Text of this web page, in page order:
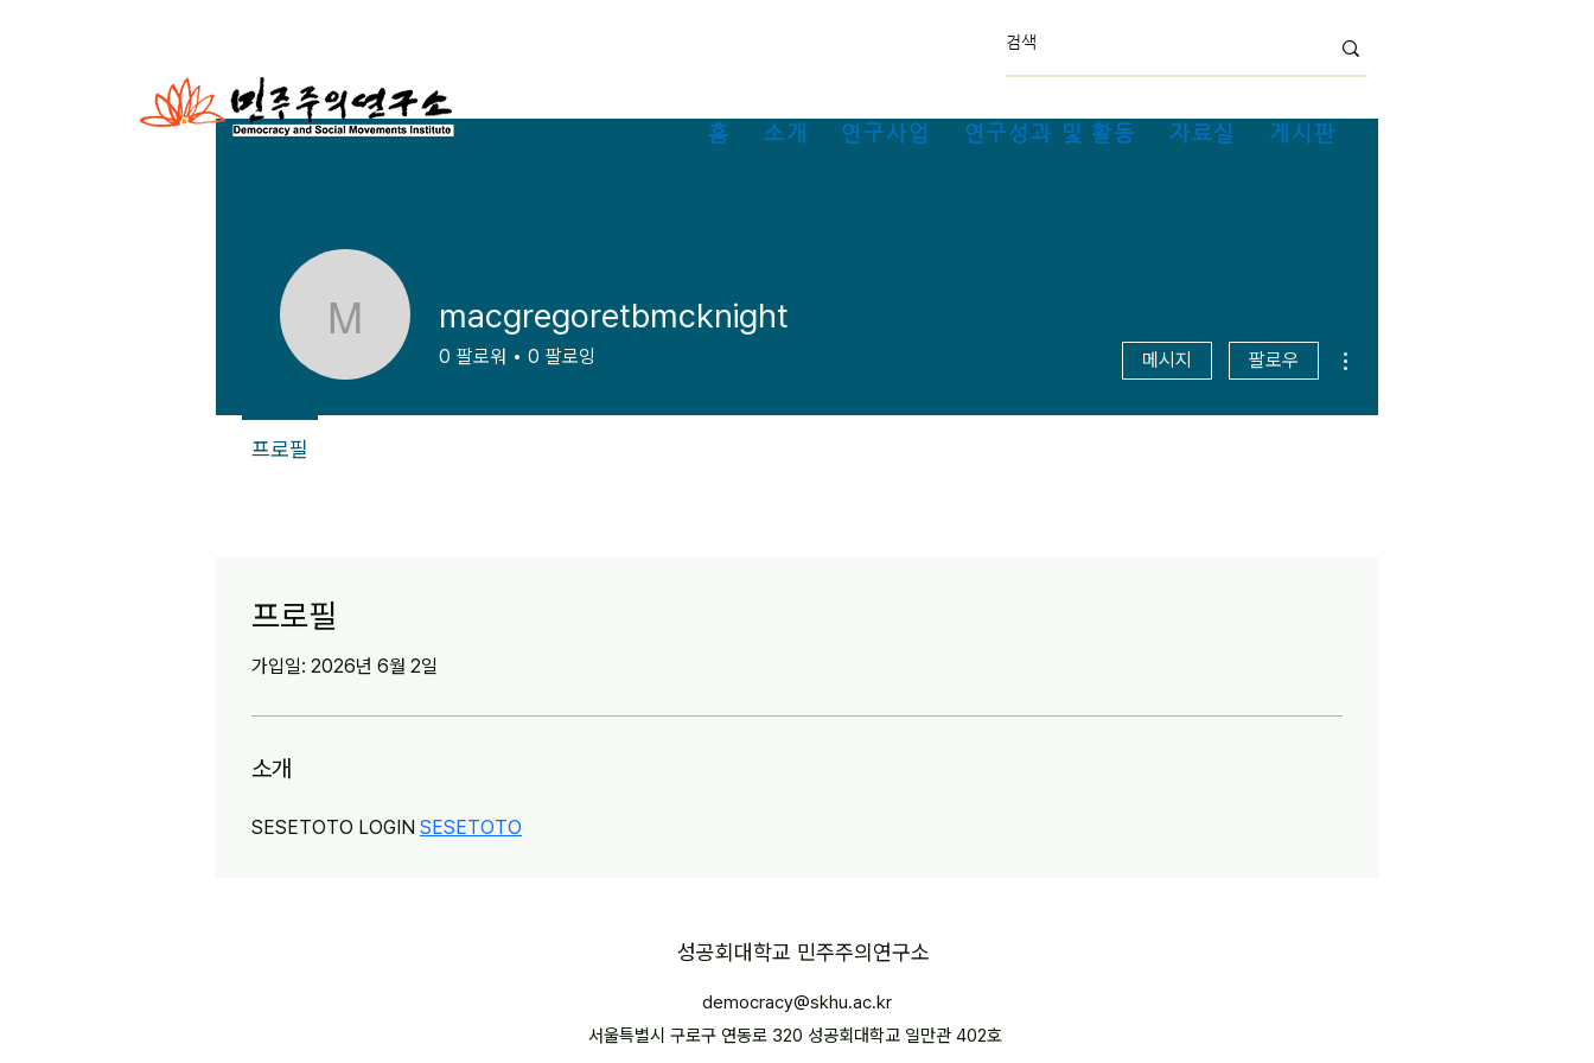
홈 소개 연구사업 연구성과 및 활동 자료실 게시판
프로필
가입일: 2026년 6월 2일
소개
SESETOTO LOGIN SESETOTO
macgregoretbmcknight
macgregoretbmcknight
0 팔로워 0 팔로잉 메시지 팔로우
프로필
​성공회대학교 민주주의연구소
democracy@skhu.ac.kr
서울특별시 구로구 연동로 320 성공회대학교 일만관 402호